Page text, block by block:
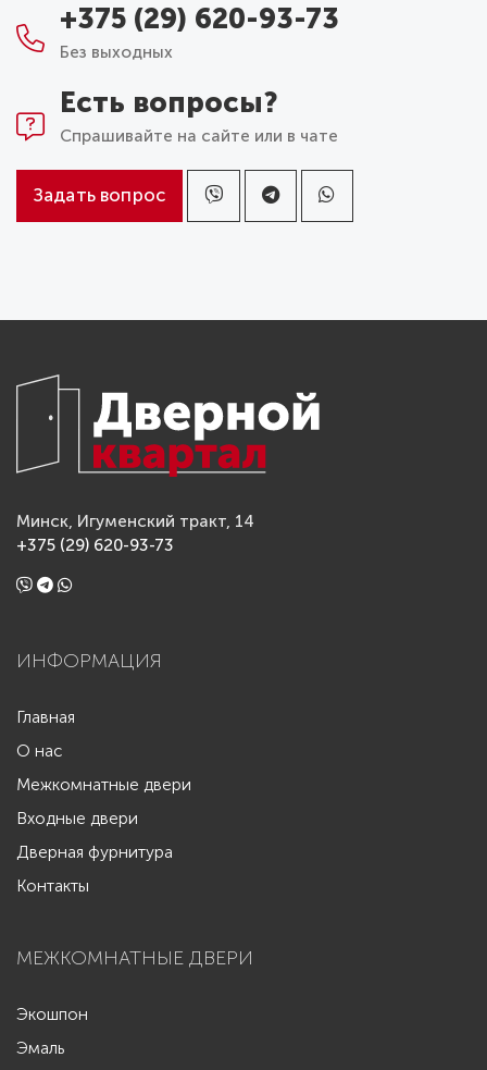
+375 (29) 620-93-73
Без выходных
Есть вопросы?
Спрашивайте на сайте или в чате
Задать вопрос
Минск, Игуменский тракт, 14
+375 (29) 620-93-73
ИНФОРМАЦИЯ
Главная
О нас
Межкомнатные двери
Входные двери
Дверная фурнитура
Контакты
МЕЖКОМНАТНЫЕ ДВЕРИ
Экошпон
Эмаль